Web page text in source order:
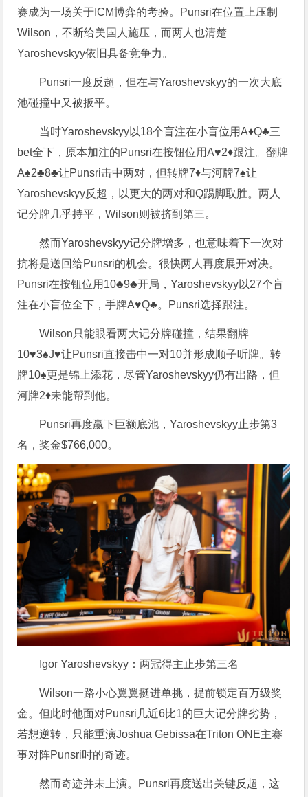
赛成为一场关于ICM博弈的考验。Punsri在位置上压制
Wilson，不断给美国人施压，而两人也清楚
Yaroshevskyy依旧具备竞争力。
Punsri一度反超，但在与Yaroshevskyy的一次大底
池碰撞中又被扳平。
当时Yaroshevskyy以18个盲注在小盲位用A♦Q♣三
bet全下，原本加注的Punsri在按钮位用A♥2♦跟注。翻牌
A♠2♣8♣让Punsri击中两对，但转牌7♦与河牌7♠让
Yaroshevskyy反超，以更大的两对和Q踢脚取胜。两人
记分牌几乎持平，Wilson则被挤到第三。
然而Yaroshevskyy记分牌增多，也意味着下一次对
抗将是送回给Punsri的机会。很快两人再度展开对决。
Punsri在按钮位用10♣9♣开局，Yaroshevskyy以27个盲
注在小盲位全下，手牌A♥Q♣。Punsri选择跟注。
Wilson只能眼看两大记分牌碰撞，结果翻牌
10♥3♠J♥让Punsri直接击中一对10并形成顺子听牌。转
牌10♠更是锦上添花，尽管Yaroshevskyy仍有出路，但
河牌2♦未能帮到他。
Punsri再度赢下巨额底池，Yaroshevskyy止步第3
名，奖金$766,000。
Igor Yaroshevskyy：两冠得主止步第三名
Wilson一路小心翼翼挺进单挑，提前锁定百万级奖
金。但此时他面对Punsri几近6比1的巨大记分牌劣势，
若想逆转，只能重演Joshua Gebissa在Triton ONE主赛
事对阵Punsri时的奇迹。
然而奇迹并未上演。Punsri再度送出关键反超，这